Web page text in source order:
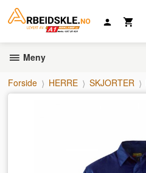
innholdet
Meny
Forside HERRE SKJORTER